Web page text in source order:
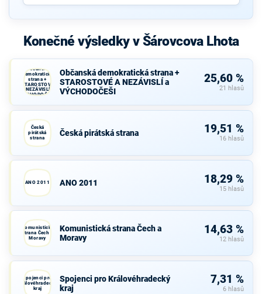
Konečné výsledky v Šárovcova Lhota
Občanská
demokratická
strana +
STAROSTOVÉ
A NEZÁVISLÍ a
VÝCHODOČEŠI
Občanská demokratická strana +
STAROSTOVÉ A NEZÁVISLÍ a
VÝCHODOČEŠI
25,60 %
21 hlasů
Česká
pirátská
strana
Česká pirátská strana 19,51 %
16 hlasů
ANO 2011 ANO 2011 18,29 %
15 hlasů
Komunistická
strana Čech a
Moravy
Komunistická strana Čech a
Moravy
14,63 %
12 hlasů
Spojenci pro
Královéhradecký
kraj
Spojenci pro Královéhradecký
kraj
7,31 %
6 hlasů